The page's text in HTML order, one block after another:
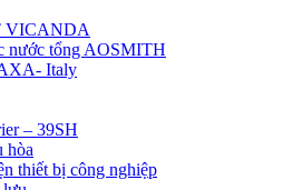
VICANDA
nước tổng AOSMITH
Italy
– 39SH
hòa
thiết bị công nghiệp